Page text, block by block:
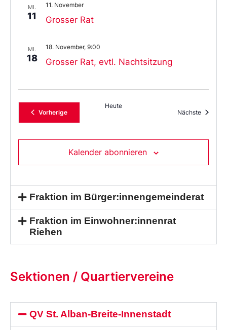
MI.
11 Grosser Rat
11. November
MI.
18 Grosser Rat, evtl. Nachtsitzung
18. November, 9:00
VorherigeVeranstaltungen
Heute
Nächste
Kalender abonnieren
Fraktion im Bürger:innengemeinderat
Fraktion im Einwohner:innenrat
Riehen
Sektionen / Quartiervereine
QV St. Alban-Breite-Innenstadt